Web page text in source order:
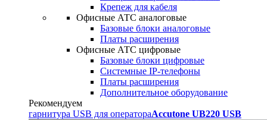
Крепеж для кабеля
Офисные АТС аналоговые
Базовые блоки аналоговые
Платы расширения
Офисные АТС цифровые
Базовые блоки цифровые
Системные IP-телефоны
Платы расширения
Дополнительное оборудование
Рекомендуем
гарнитура USB для оператораAccutone UB220 USB